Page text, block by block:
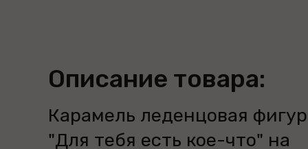
Описание товара:
Карамель леденцовая
"Для тебя есть кое-что" на